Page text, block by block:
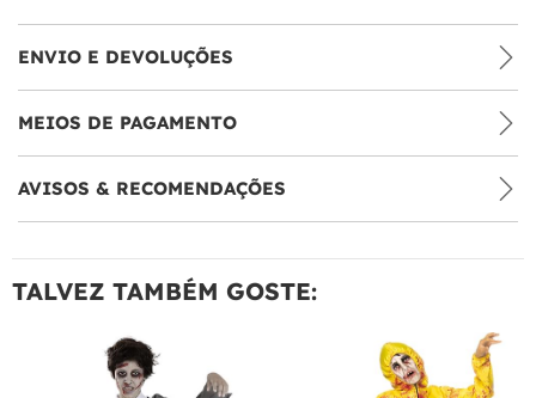
ENVIO E DEVOLUÇÕES
MEIOS DE PAGAMENTO
AVISOS & RECOMENDAÇÕES
TALVEZ TAMBÉM GOSTE: